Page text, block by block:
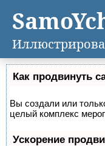
Как продвинуть
Вы создали или
целый комплекс
Ускорение